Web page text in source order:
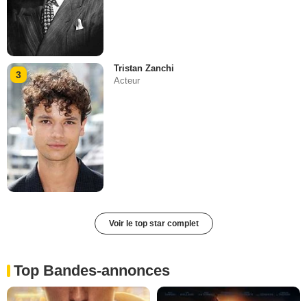
3
Tristan Zanchi
Acteur
Voir le top star complet
Top Bandes-annonces